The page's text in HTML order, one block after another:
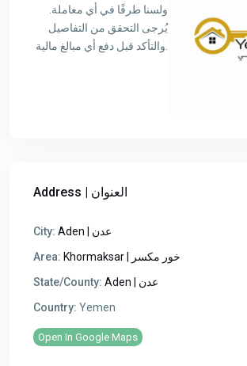
ولسنا طرفًا في أي معاملة.
يُرجى التحقق من التفاصيل
Address | العنوان
City:
Aden | عدن
Area:
Khormaksar | خور مكسر
State/County:
Aden | عدن
Country: Yemen
Open In Google Maps